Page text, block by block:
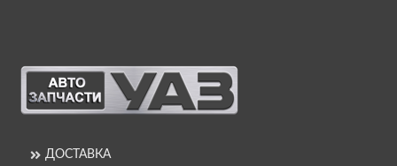
ДОСТАВКА